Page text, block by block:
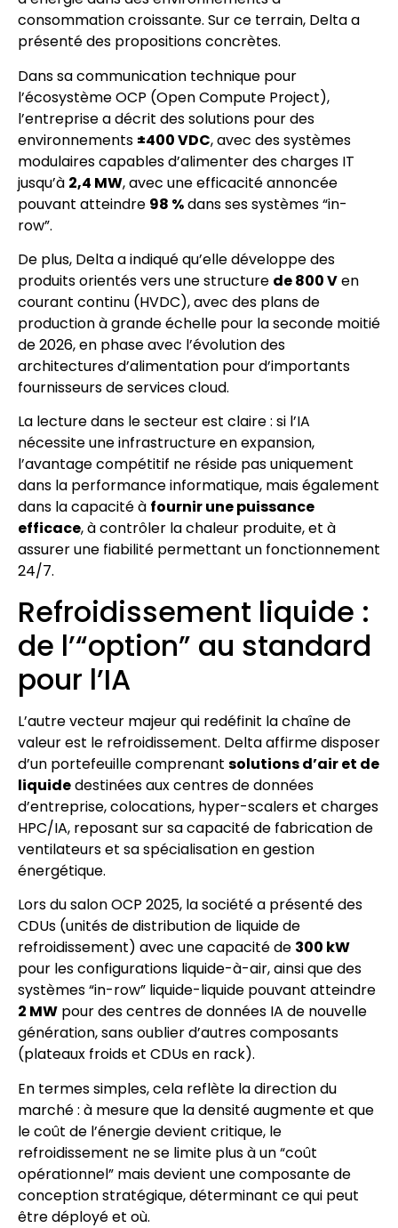
consommation croissante. Sur ce terrain, Delta a
présenté des propositions concrètes.
Dans sa communication technique pour
l’écosystème OCP (Open Compute Project),
l’entreprise a décrit des solutions pour des
environnements ±400 VDC, avec des systèmes
modulaires capables d’alimenter des charges IT
jusqu’à 2,4 MW, avec une efficacité annoncée
pouvant atteindre 98 %dans ses systèmes “in-
row”.
De plus, Delta a indiqué qu’elle développe des
produits orientés vers une structure de 800 Ven
courant continu (HVDC), avec des plans de
production à grande échelle pour la seconde moitié
de 2026, en phase avec l’évolution des
architectures d’alimentation pour d’importants
fournisseurs de services cloud.
La lecture dans le secteur est claire : si l’IA
nécessite une infrastructure en expansion,
l’avantage compétitif ne réside pas uniquement
dans la performance informatique, mais également
dans la capacité à fournir une puissance
efficace, à contrôler la chaleur produite, et à
assurer une fiabilité permettant un fonctionnement
24/7.
Refroidissement liquide :
de l’“option” au standard
pour l’IA
L’autre vecteur majeur qui redéfinit la chaîne de
valeur est le refroidissement. Delta affirme disposer
d’un portefeuille comprenant solutions d’air et de
liquidedestinées aux centres de données
d’entreprise, colocations, hyper-scalers et charges
HPC/IA, reposant sur sa capacité de fabrication de
ventilateurs et sa spécialisation en gestion
énergétique.
Lors du salon OCP 2025, la société a présenté des
CDUs (unités de distribution de liquide de
refroidissement) avec une capacité de 300 kW
pour les configurations liquide-à-air, ainsi que des
systèmes “in-row” liquide-liquide pouvant atteindre
2 MW pour des centres de données IA de nouvelle
génération, sans oublier d’autres composants
(plateaux froids et CDUs en rack).
En termes simples, cela reflète la direction du
marché : à mesure que la densité augmente et que
le coût de l’énergie devient critique, le
refroidissement ne se limite plus à un “coût
opérationnel” mais devient une composante de
conception stratégique, déterminant ce qui peut
être déployé et où.